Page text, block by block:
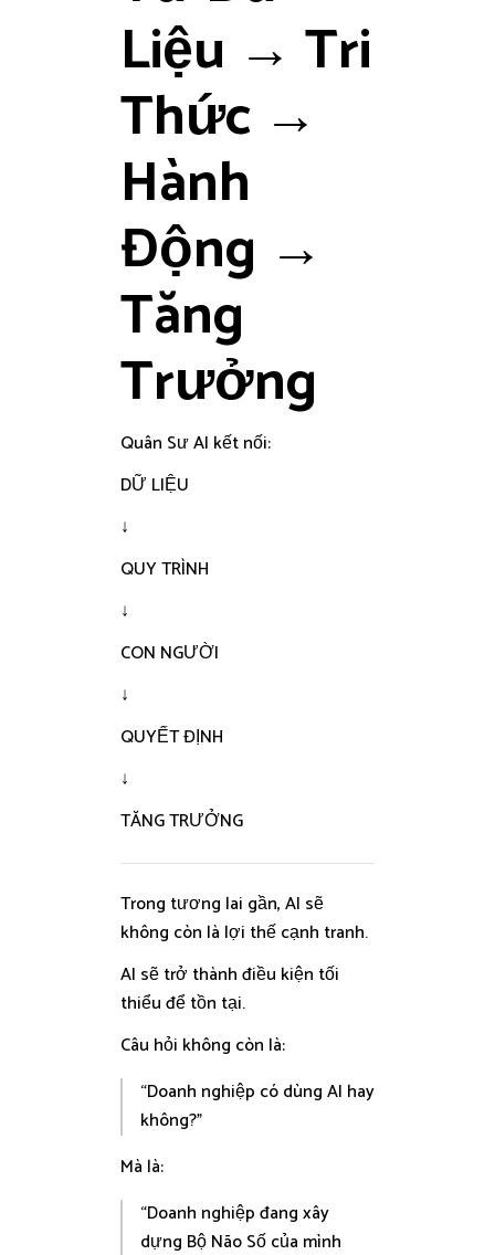
Liệu → Tri
Thức →
Hành
Động →
Tăng
Trưởng
Quân Sư AI kết nối:
DỮ LIỆU
↓
QUY TRÌNH
↓
CON NGƯỜI
↓
QUYẾT ĐỊNH
↓
TĂNG TRƯỞNG
Trong tương lai gần, AI sẽ
không còn là lợi thế cạnh tranh.
AI sẽ trở thành điều kiện tối
thiểu để tồn tại.
Câu hỏi không còn là:
“Doanh nghiệp có dùng AI hay
không?”
Mà là:
“Doanh nghiệp đang xây
dựng Bộ Não Số của mình